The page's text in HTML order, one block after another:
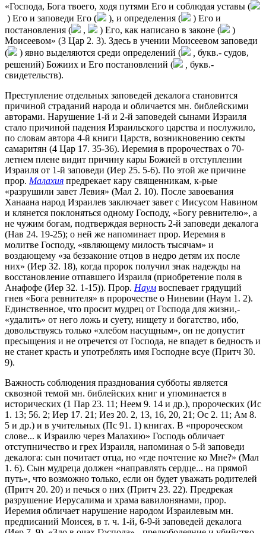
«Господа, Бога твоего, ходя путями Его и соблюдая уставы (
) Его и заповеди Его (
), и определения (
) Его и
постановления (
, ) Его, как написано в законе (
)
Моисеевом» (3 Цар 2. 3). Здесь в учении Моисеевом заповеди
(
) явно выделяются среди определений (
букв.- судов,
решений) Божиих и Его постановлений (
букв.-
свидетельств).
Преступление отдельных заповедей декалога становится
причиной страданий народа и обличается мн. библейскими
авторами. Нарушение 1-й и 2-й заповедей сынами Израиля
стало причиной падения Израильского царства и послужило,
по словам автора 4-й книги Царств, возникновению секты
самаритян (4 Цар 17. 35-36). Иеремия в пророчествах о 70-
летнем плене видит причину кары Божией в отступлении
Израиля от 1-й заповеди (Иер 25. 5-6). По этой же причине
прор. Малахия предрекает кару священникам, к-рые
«разрушили завет Левия» (Мал 2. 10). После завоевания
Ханаана народ Израилев заключает завет с Иисусом Навином
и клянется поклоняться одному Господу, «Богу ревнителю», а
не чужим богам, подтверждая верность 2-й заповеди декалога
(Нав 24. 19-25); о ней же напоминает прор. Иеремия в
молитве Господу, «являющему милость тысячам» и
воздающему «за беззаконие отцов в недро детям их после
них» (Иер 32. 18), когда пророк получил знак надежды на
восстановление отпавшего Израиля (приобретение поля в
Анафофе (Иер 32. 1-15)). Прор. Наум воспевает грядущий
гнев «Бога ревнителя» в пророчестве о Ниневии (Наум 1. 2).
Единственное, что просит мудрец от Господа для жизни,-
«удалить» от него ложь и суету, нищету и богатство, ибо,
довольствуясь только «хлебом насущным», он не допустит
пресыщения и не отречется от Господа, не впадет в бедность и
не станет красть и употреблять имя Господне всуе (Притч 30.
9).
Важность соблюдения празднования субботы является
сквозной темой мн. библейских книг и упоминается в
исторических (1 Пар 23. 11; Неем 9. 14 и др.), пророческих (Ис
1. 13; 56. 2; Иер 17. 21; Иез 20. 2, 13, 16, 20, 21; Ос 2. 11; Ам 8.
5 и др.) и в учительных (Пс 91. 1) книгах. В «пророческом
слове... к Израилю через Малахию» Господь обличает
отступничество и грех Израиля, напоминая о 5-й заповеди
декалога: сын почитает отца, но «где почтение ко Мне?» (Мал
1. 6). Сын мудреца должен «направлять сердце... на прямой
путь», что возможно только, если он будет уважать родителей
(Притч 20. 20) и печься о них (Притч 23. 22). Предрекая
разрушение Иерусалима и храма вавилонянами, прор.
Иеремия обличает нарушение народом Израилевым мн.
предписаний Моисея, в т. ч. 1-й, 6-9-й заповедей декалога